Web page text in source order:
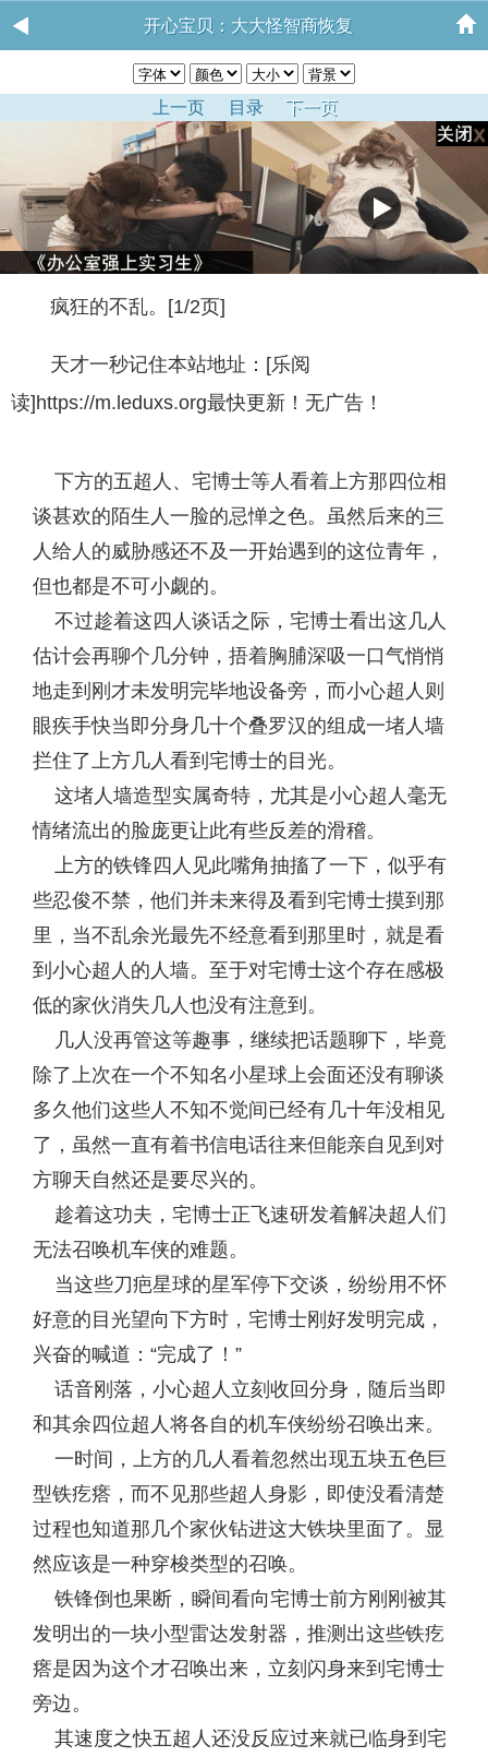
开心宝贝：大大怪智商恢复
上一页 目录 下一页
疯狂的不乱。[1/2页]
天才一秒记住本站地址：[乐阅
读]https://m.leduxs.org最快更新！无广告！
下方的五超人、宅博士等人看着上方那四位相
谈甚欢的陌生人一脸的忌惮之色。虽然后来的三
人给人的威胁感还不及一开始遇到的这位青年，
但也都是不可小觑的。
不过趁着这四人谈话之际，宅博士看出这几人
估计会再聊个几分钟，捂着胸脯深吸一口气悄悄
地走到刚才未发明完毕地设备旁，而小心超人则
眼疾手快当即分身几十个叠罗汉的组成一堵人墙
拦住了上方几人看到宅博士的目光。
这堵人墙造型实属奇特，尤其是小心超人毫无
情绪流出的脸庞更让此有些反差的滑稽。
上方的铁锋四人见此嘴角抽搐了一下，似乎有
些忍俊不禁，他们并未来得及看到宅博士摸到那
里，当不乱余光最先不经意看到那里时，就是看
到小心超人的人墙。至于对宅博士这个存在感极
低的家伙消失几人也没有注意到。
几人没再管这等趣事，继续把话题聊下，毕竟
除了上次在一个不知名小星球上会面还没有聊谈
多久他们这些人不知不觉间已经有几十年没相见
了，虽然一直有着书信电话往来但能亲自见到对
方聊天自然还是要尽兴的。
趁着这功夫，宅博士正飞速研发着解决超人们
无法召唤机车侠的难题。
当这些刀疤星球的星军停下交谈，纷纷用不怀
好意的目光望向下方时，宅博士刚好发明完成，
兴奋的喊道：“完成了！”
话音刚落，小心超人立刻收回分身，随后当即
和其余四位超人将各自的机车侠纷纷召唤出来。
一时间，上方的几人看着忽然出现五块五色巨
型铁疙瘩，而不见那些超人身影，即使没看清楚
过程也知道那几个家伙钻进这大铁块里面了。显
然应该是一种穿梭类型的召唤。
铁锋倒也果断，瞬间看向宅博士前方刚刚被其
发明出的一块小型雷达发射器，推测出这些铁疙
瘩是因为这个才召唤出来，立刻闪身来到宅博士
旁边。
其速度之快五超人还没反应过来就已临身到宅